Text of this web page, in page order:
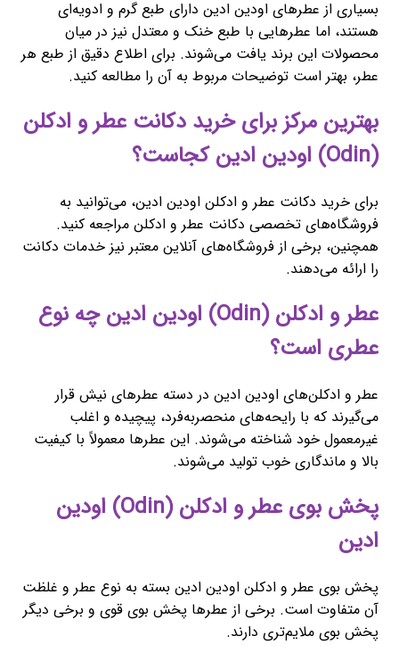
بسیاری از عطرهای اودین ادین دارای طبع گرم و ادویه‌ای
هستند، اما عطرهایی با طبع خنک و معتدل نیز در میان
محصولات این برند یافت می‌شوند. برای اطلاع دقیق از طبع هر
عطر، بهتر است توضیحات مربوط به آن را مطالعه کنید.
بهترین مرکز برای خرید دکانت عطر و ادکلن
(Odin) اودین ادین کجاست؟
برای خرید دکانت عطر و ادکلن اودین ادین، می‌توانید به
فروشگاه‌های تخصصی دکانت عطر و ادکلن مراجعه کنید.
همچنین، برخی از فروشگاه‌های آنلاین معتبر نیز خدمات دکانت
را ارائه می‌دهند.
عطر و ادکلن (Odin) اودین ادین چه نوع
عطری است؟
عطر و ادکلن‌های اودین ادین در دسته عطرهای نیش قرار
می‌گیرند که با رایحه‌های منحصربه‌فرد، پیچیده و اغلب
غیرمعمول خود شناخته می‌شوند. این عطرها معمولاً با کیفیت
بالا و ماندگاری خوب تولید می‌شوند.
پخش بوی عطر و ادکلن (Odin) اودین
ادین
پخش بوی عطر و ادکلن اودین ادین بسته به نوع عطر و غلظت
آن متفاوت است. برخی از عطرها پخش بوی قوی و برخی دیگر
پخش بوی ملایم‌تری دارند.